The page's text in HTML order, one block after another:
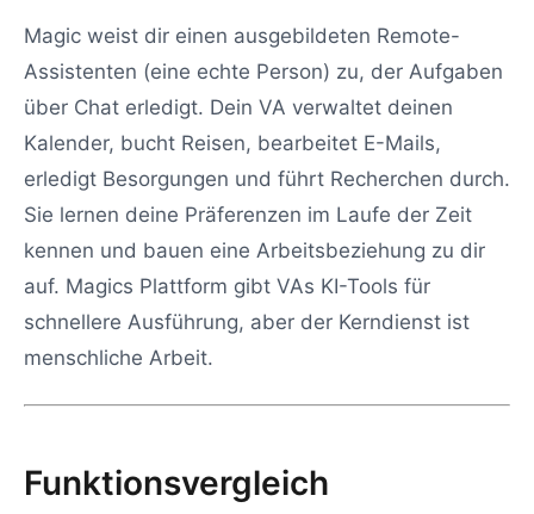
Magic weist dir einen ausgebildeten Remote-
Assistenten (eine echte Person) zu, der Aufgaben
über Chat erledigt. Dein VA verwaltet deinen
Kalender, bucht Reisen, bearbeitet E-Mails,
erledigt Besorgungen und führt Recherchen durch.
Sie lernen deine Präferenzen im Laufe der Zeit
kennen und bauen eine Arbeitsbeziehung zu dir
auf. Magics Plattform gibt VAs KI-Tools für
schnellere Ausführung, aber der Kerndienst ist
menschliche Arbeit.
Funktionsvergleich